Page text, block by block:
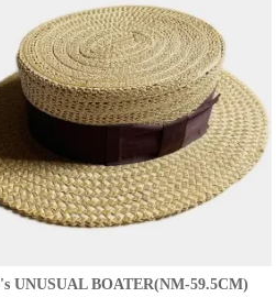
UNUSUAL BOATER(NM-59.5CM)